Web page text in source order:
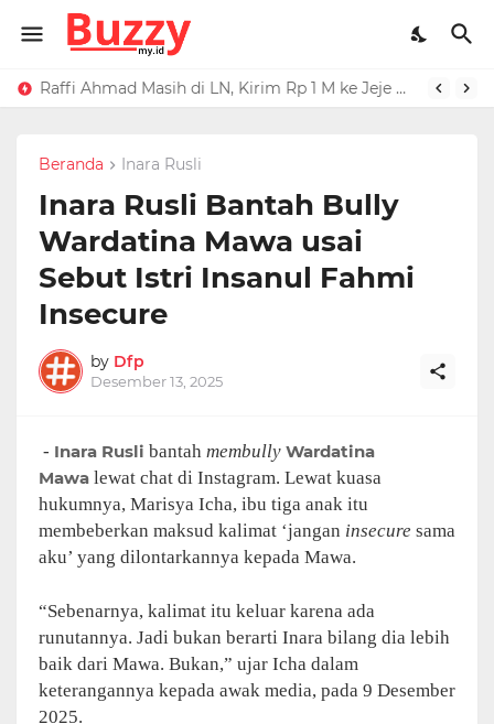
Raffi Ahmad Masih di LN, Kirim Rp 1 M ke Jeje Buat Korban Longsor Bandung BaratUcapan Iis Dahlia Buat Ressa Rizky Kena Mental, Tuding Penyebab Denada Diboikot: Gak Dapat Kerjaan
Beranda Inara Rusli
Inara Rusli Bantah Bully
Wardatina Mawa usai
Sebut Istri Insanul Fahmi
Insecure
by Dfp
Desember 13, 2025
- Inara Rusli bantah membully Wardatina
Mawa lewat chat di Instagram. Lewat kuasa
hukumnya, Marisya Icha, ibu tiga anak itu
membeberkan maksud kalimat ‘jangan insecure sama
aku’ yang dilontarkannya kepada Mawa.
“Sebenarnya, kalimat itu keluar karena ada
runutannya. Jadi bukan berarti Inara bilang dia lebih
baik dari Mawa. Bukan,” ujar Icha dalam
keterangannya kepada awak media, pada 9 Desember
2025.